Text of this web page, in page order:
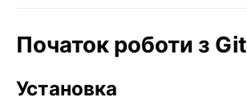
Початок роботи з Git
Установка